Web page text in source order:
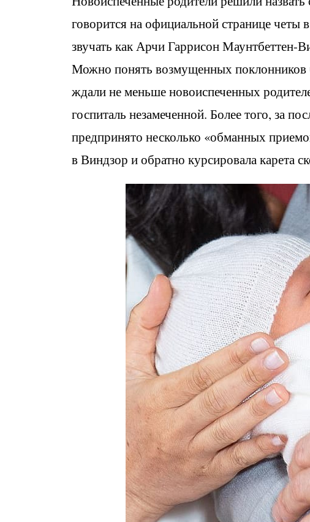
говорится на официальной странице
звучать как Арчи Гаррисон
Можно понять возмущенных поклонников
ждали не меньше новоиспеченных
госпиталь незамеченной. Более того, за
предпринято несколько «обманных
в Виндзор и обратно курсировала карета